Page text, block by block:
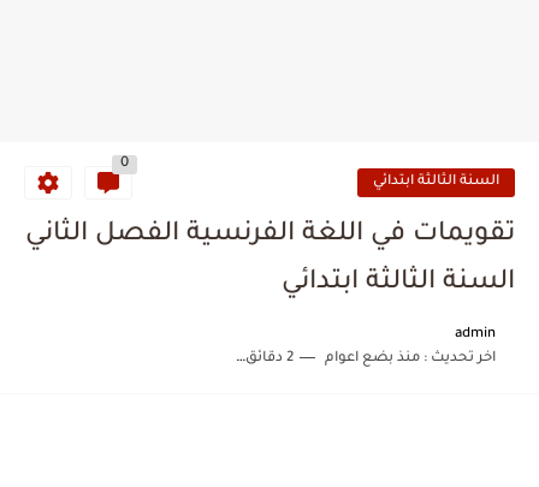
السنة الثالثة ابتدائي
0
تقويمات في اللغة الفرنسية الفصل الثاني
السنة الثالثة ابتدائي
admin
اخر تحديث :منذ بضع اعوام 2 دقائق للقراءة